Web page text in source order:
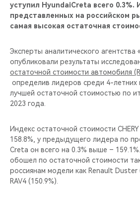
уступил HyundaiCreta всего 0.3%.
представленных на российском
самая высокая остаточная
Эксперты аналитического агентства
опубликовали результаты
остаточной стоимости автомобиля
определив лидеров среди 4-летних
лучшей остаточной стоимостью по
2023 года.
Индекс остаточной стоимости
158.8%, у предыдущего лидера по
Creta он всего на 0.3% выше – 159.1%.
обошел по остаточной стоимости
россиянам модели как Renault Duster
RAV4 (150.9%).